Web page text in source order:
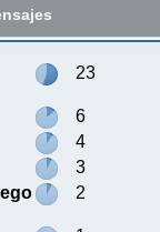
23
6
4
3
2